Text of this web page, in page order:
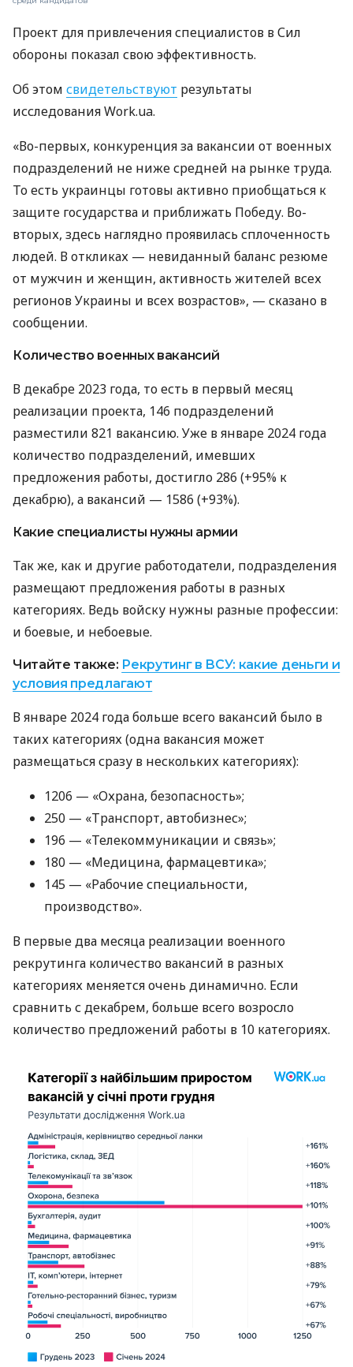
Проект для привлечения специалистов в Сил
обороны показал свою эффективность.
Об этом свидетельствуют результаты
исследования Work.ua.
«Во-первых, конкуренция за вакансии от военных
подразделений не ниже средней на рынке труда.
То есть украинцы готовы активно приобщаться к
защите государства и приближать Победу. Во-
вторых, здесь наглядно проявилась сплоченность
людей. В откликах — невиданный баланс резюме
от мужчин и женщин, активность жителей всех
регионов Украины и всех возрастов», — сказано в
сообщении.
Количество военных вакансий
В декабре 2023 года, то есть в первый месяц
реализации проекта, 146 подразделений
разместили 821 вакансию. Уже в январе 2024 года
количество подразделений, имевших
предложения работы, достигло 286 (+95% к
декабрю), а вакансий — 1586 (+93%).
Какие специалисты нужны армии
Так же, как и другие работодатели, подразделения
размещают предложения работы в разных
категориях. Ведь войску нужны разные профессии:
и боевые, и небоевые.
Читайте также: Рекрутинг в ВСУ: какие деньги и
условия предлагают
В январе 2024 года больше всего вакансий было в
таких категориях (одна вакансия может
размещаться сразу в нескольких категориях):
1206 — «Охрана, безопасность»;
250 — «Транспорт, автобизнес»;
196 — «Телекоммуникации и связь»;
180 — «Медицина, фармацевтика»;
145 — «Рабочие специальности,
производство».
В первые два месяца реализации военного
рекрутинга количество вакансий в разных
категориях меняется очень динамично. Если
сравнить с декабрем, больше всего возросло
количество предложений работы в 10 категориях.